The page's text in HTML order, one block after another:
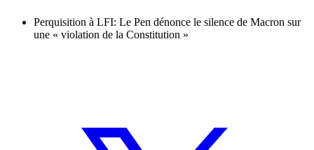
Perquisition à LFI: Le Pen dénonce le silence de Macron sur
une « violation de la Constitution »